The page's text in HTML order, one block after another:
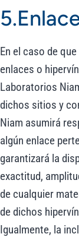
En el caso de
enlaces o
Laboratorios
dichos sitios y
Niam asumirá
algún enlace
garantizará la
exactitud,
de cualquier
de dichos
Igualmente, la